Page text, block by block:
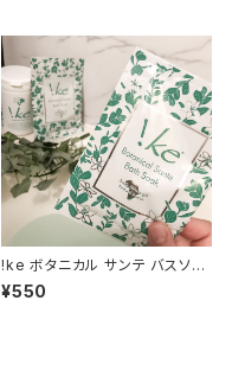
!ke ボタニカル サンテ バスソー
ク 40g
¥550